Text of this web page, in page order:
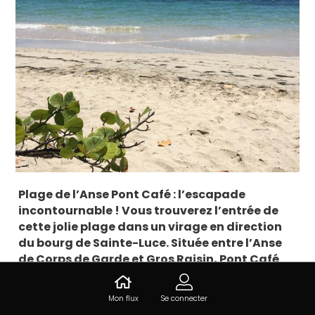
Plage de l’Anse Pont Café : l’escapade
incontournable ! Vous trouverez l’entrée de
cette jolie plage dans un virage en direction
du bourg de Sainte-Luce. Située entre l’Anse
de Corps de Garde et Gros Raisin, Pont Café
ressemble au paradis ; longue langue de sable
blanc bordée par une eau calme et turquoise
Mon flux Se connecter